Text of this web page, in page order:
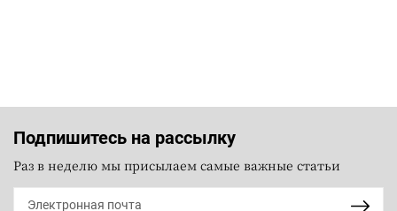
Подпишитесь на рассылку
Раз в неделю мы присылаем самые важные статьи